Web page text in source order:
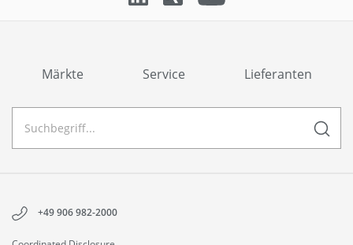
Märkte Service Lieferanten
+49 906 982-2000